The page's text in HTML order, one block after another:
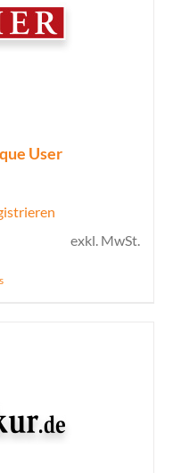
User
exkl. MwSt.